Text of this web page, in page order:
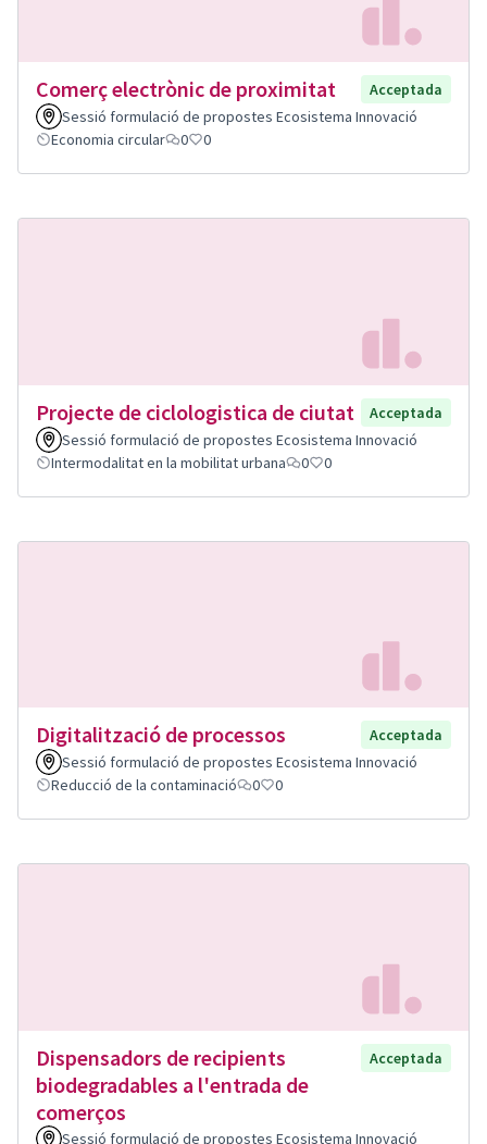
Comerç electrònic de proximitat
Acceptada
Sessió formulació de propostes Ecosistema Innovació
Economia circular
0 0
Projecte de ciclologistica de ciutat
Acceptada
Sessió formulació de propostes Ecosistema Innovació
Intermodalitat en la mobilitat urbana
0 0
Digitalització de processos
Acceptada
Sessió formulació de propostes Ecosistema Innovació
Reducció de la contaminació
0 0
Dispensadors de recipients
biodegradables a l'entrada de
comerços
Acceptada
Sessió formulació de propostes Ecosistema Innovació